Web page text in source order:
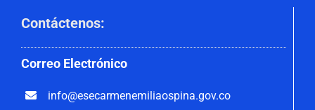
Contáctenos:
Correo Electrónico
info@esecarmenemiliaospina.gov.co